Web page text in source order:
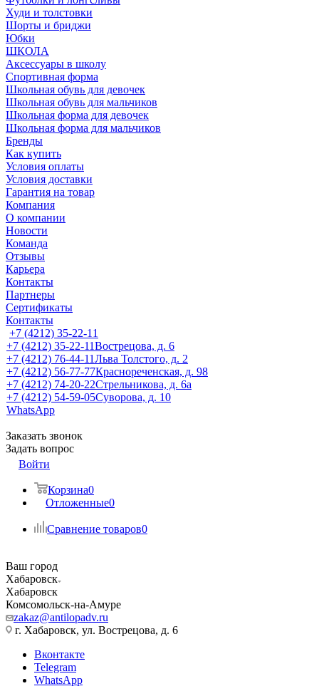
Худи и толстовки
Шорты и бриджи
Юбки
ШКОЛА
Аксессуары в школу
Спортивная форма
Школьная обувь для девочек
Школьная обувь для мальчиков
Школьная форма для девочек
Школьная форма для мальчиков
Бренды
Как купить
Условия оплаты
Условия доставки
Гарантия на товар
Компания
О компании
Новости
Команда
Отзывы
Карьера
Контакты
Партнеры
Сертификаты
Контакты
+7 (4212) 35-22-11
+7 (4212) 35-22-11Вострецова, д. 6
+7 (4212) 76-44-11Льва Толстого, д. 2
+7 (4212) 56-77-77Краснореченская, д. 98
+7 (4212) 74-20-22Стрельникова, д. 6а
+7 (4212) 54-59-05Суворова, д. 10
WhatsApp
Заказать звонок
Задать вопрос
Войти
Корзина0
Отложенные0
Сравнение товаров0
Ваш город
Хабаровск
Хабаровск
Комсомольск-на-Амуре
zakaz@antilopadv.ru
г. Хабаровск, ул. Вострецова, д. 6
Вконтакте
Telegram
WhatsApp